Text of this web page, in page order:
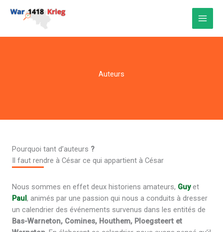
Auteurs
Pourquoi tant d’auteurs ?
Il faut rendre à César ce qui appartient à César
Nous sommes en effet deux historiens amateurs, Guyet
Paul, animés par une passion qui nous a conduits à dresser
un calendrier des événements survenus dans les entités de
Bas-Warneton, Comines, Houthem, Ploegsteert et